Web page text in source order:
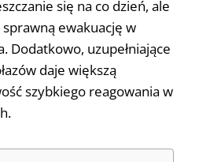
się na co dzień, ale
ewakuację w
Dodatkowo, uzupełniające
daje większą
szybkiego reagowania w